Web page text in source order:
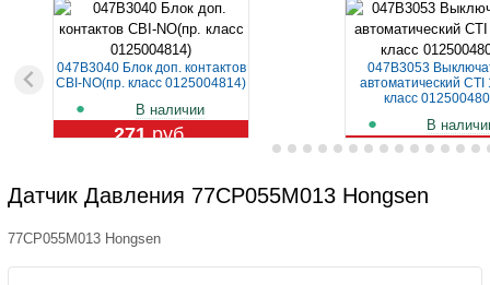
047B3040 Блок доп. контактов
CBI-NO(пр. класс 0125004814)
В наличии
271руб.
047B3053
автоматический CTI
класс
В
1 119 руб.
Датчик Давления 77CP055M013 Hongsen
77CP055M013 Hongsen